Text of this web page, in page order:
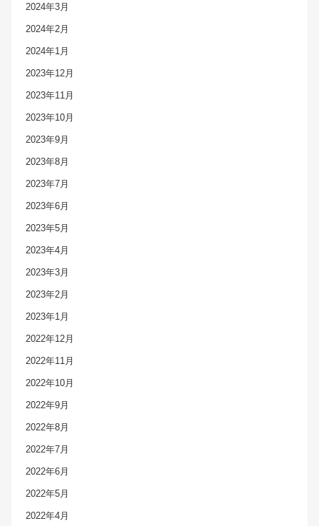
2024年3月
2024年2月
2024年1月
2023年12月
2023年11月
2023年10月
2023年9月
2023年8月
2023年7月
2023年6月
2023年5月
2023年4月
2023年3月
2023年2月
2023年1月
2022年12月
2022年11月
2022年10月
2022年9月
2022年8月
2022年7月
2022年6月
2022年5月
2022年4月